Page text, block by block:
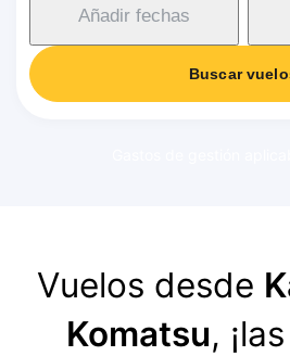
Añadir fechas
Buscar
Vuelos desde
Komatsu,